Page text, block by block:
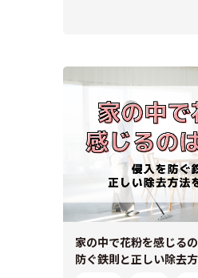
家の中で花粉を感じる
防ぐ鉄則と正しい除去